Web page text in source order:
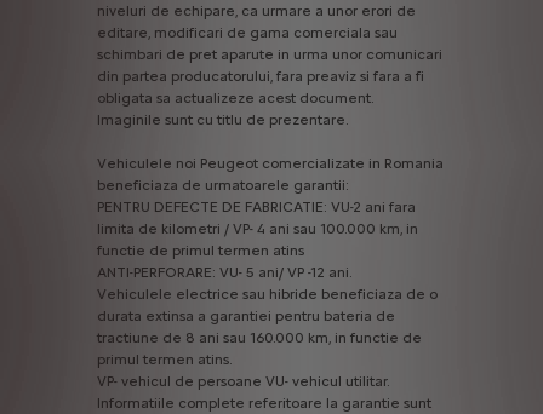
niveluri de echipare, ca urmare a unor erori de
editare, modificari de gama comerciala sau
schimbari de pret aparute in urma unor comunicari
din partea producatorului, fara preaviz si fara a fi
obligata sa actualizeze acest document.
Imaginile sunt cu titlu de prezentare.
Vehiculele noi Peugeot comercializate in Romania
beneficiaza de urmatoarele garantii:
PENTRU DEFECTE DE FABRICATIE: VU-2 ani fara
limita de kilometri / VP- 4 ani sau 100.000 km, in
functie de primul termen atins
ANTI-PERFORARE: VU- 5 ani/ VP -12 ani.
Vehiculele electrice sau hibride beneficiaza de o
durata extinsa a garantiei pentru bateria de
tractiune de 8 ani sau 160.000 km, in functie de
primul termen atins.
VP- vehicul de persoane VU- vehicul utilitar.
Informatiile complete referitoare la garantie sunt